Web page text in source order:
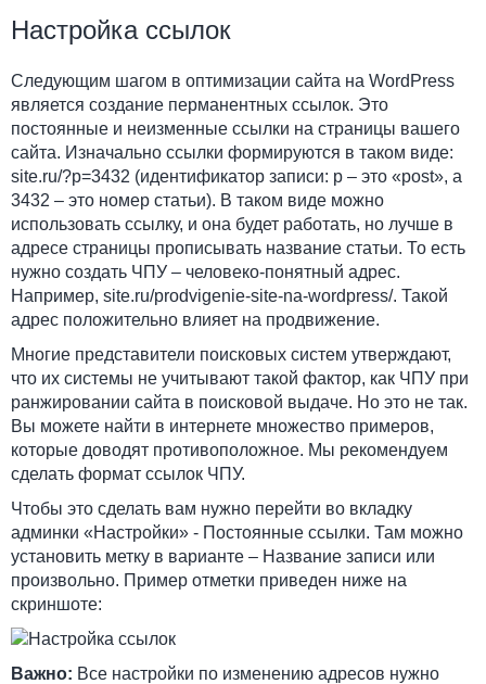
Настройка ссылок
Следующим шагом в оптимизации сайта на WordPress
является создание перманентных ссылок. Это
постоянные и неизменные ссылки на страницы вашего
сайта. Изначально ссылки формируются в таком виде:
site.ru/?p=3432 (идентификатор записи: р – это «post», а
3432 – это номер статьи). В таком виде можно
использовать ссылку, и она будет работать, но лучше в
адресе страницы прописывать название статьи. То есть
нужно создать ЧПУ – человеко-понятный адрес.
Например, site.ru/prodvigenie-site-na-wordpress/. Такой
адрес положительно влияет на продвижение.
Многие представители поисковых систем утверждают,
что их системы не учитывают такой фактор, как ЧПУ при
ранжировании сайта в поисковой выдаче. Но это не так.
Вы можете найти в интернете множество примеров,
которые доводят противоположное. Мы рекомендуем
сделать формат ссылок ЧПУ.
Чтобы это сделать вам нужно перейти во вкладку
админки «Настройки» - Постоянные ссылки. Там можно
установить метку в варианте – Название записи или
произвольно. Пример отметки приведен ниже на
скриншоте:
Важно: Все настройки по изменению адресов нужно